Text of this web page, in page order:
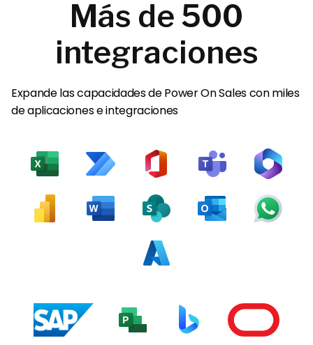
Más de 500
integraciones
Expande las capacidades de Power On Sales con miles
de aplicaciones e integraciones